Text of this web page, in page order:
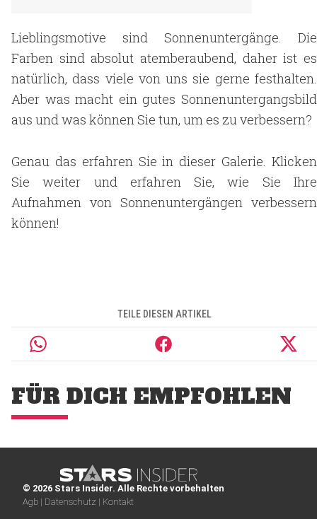
Lieblingsmotive sind Sonnenuntergänge. Die
Farben sind absolut atemberaubend, daher ist es
natürlich, dass viele von uns sie gerne festhalten.
Aber was macht ein gutes Sonnenuntergangsbild
aus und was können Sie tun, um es zu verbessern?
Genau das erfahren Sie in dieser Galerie. Klicken
Sie weiter und erfahren Sie, wie Sie Ihre
Aufnahmen von Sonnenuntergängen verbessern
können!
TEILE DIESEN ARTIKEL
FÜR DICH EMPFOHLEN
© 2026 Stars Insider. Alle Rechte vorbehalten
Agb | Datenschutz | Kontakt